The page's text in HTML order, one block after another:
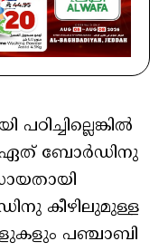
ഏത് ബോര്‍ഡിനു
കീഴിലുമുള്ള
പഞ്ചാബി